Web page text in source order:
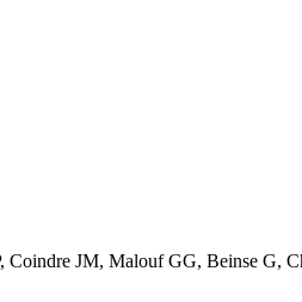
JM, Malouf GG, Beinse G,